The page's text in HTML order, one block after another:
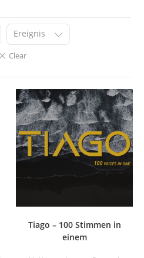
Ereignis
Tiago – 100 Stimmen in
einem